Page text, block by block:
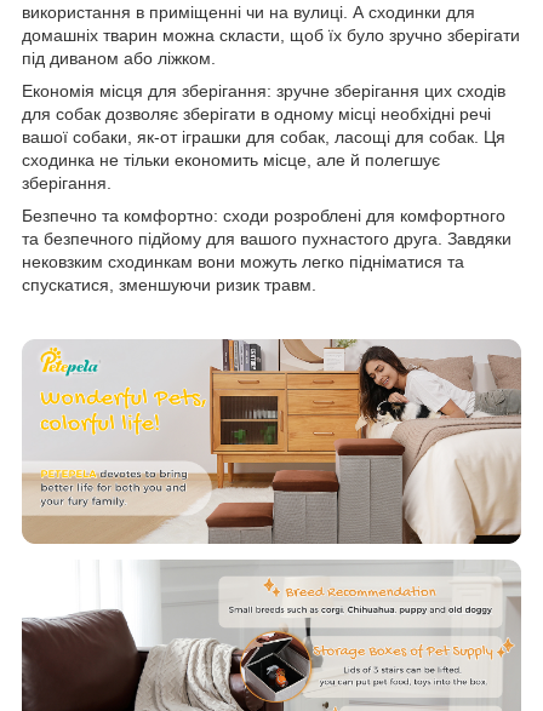
використання в приміщенні чи на вулиці. А сходинки для
домашніх тварин можна скласти, щоб їх було зручно зберігати
під диваном або ліжком.
Економія місця для зберігання: зручне зберігання цих сходів
для собак дозволяє зберігати в одному місці необхідні речі
вашої собаки, як-от іграшки для собак, ласощі для собак. Ця
сходинка не тільки економить місце, але й полегшує
зберігання.
Безпечно та комфортно: сходи розроблені для комфортного
та безпечного підйому для вашого пухнастого друга. Завдяки
нековзким сходинкам вони можуть легко підніматися та
спускатися, зменшуючи ризик травм.